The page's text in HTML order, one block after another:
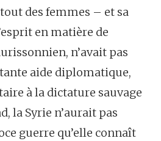
des femmes – et sa
en matière de
n’avait pas
aide diplomatique,
à la dictature sauvage
la Syrie n’aurait pas
guerre qu’elle connaît